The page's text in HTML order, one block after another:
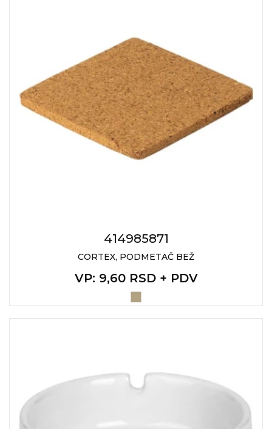
414985871
CORTEX, PODMETAČ BEŽ
VP: 9,60 RSD + PDV